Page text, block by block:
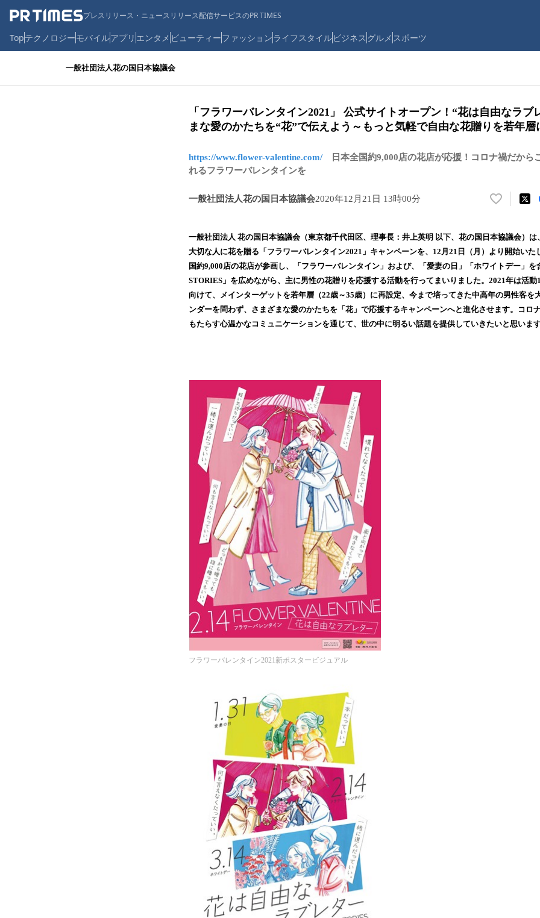
プレスリリース・ニュースリリース配信サービスのPR TIMES
Topテクノロジーモバイルアプリ エンタメ ビューティーファッションライフスタイルビジネス グルメ スポーツ
一般社団法人花の国日本協議会
「フラワーバレンタイン2021」 公式サイトオープン！“花は自由なラブ
まな愛のかたちを“花”で伝えよう～もっと気軽で自由な花贈りを若年
https://www.flower-valentine.com/日本全国約9,000店の花店が応援！コロナ禍だから
れるフラワーバレンタインを
一般社団法人花の国日本協議会2020年12月21日 13時00分
い
！
数
を
読
み
込
み
中
⼀般社団法⼈ 花の国⽇本協議会（東京都千代田区、理事⻑：井上英明 以下、花の国⽇本協議会）
大切な人に花を贈る「フラワーバレンタイン2021」キャンペーンを、12月21日（月）より開始いた
国約9,000店の花店が参画し、「フラワーバレンタイン」および、「愛妻の日」「ホワイトデー」を
STORIES」を広めながら、主に男性の花贈りを応援する活動を行ってまいりました。2021年は活動
向けて、メインターゲットを若年層（22歳～35歳）に再設定、今まで培ってきた中高年の男性客を
ンダーを問わず、さまざまな愛のかたちを「花」で応援するキャンペーンへと進化させます。コロ
もたらす心温かなコミュニケーションを通じて、世の中に明るい話題を提供していきたいと思いま
フラワーバレンタイン2021新ポスタービジュアル